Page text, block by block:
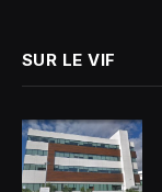
SUR LE VIF